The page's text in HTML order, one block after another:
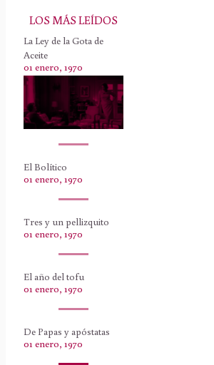
LOS MÁS LEÍDOS
La Ley de la Gota de
Aceite
01 enero, 1970
El Bolítico
01 enero, 1970
Tres y un pellizquito
01 enero, 1970
El año del tofu
01 enero, 1970
De Papas y apóstatas
01 enero, 1970